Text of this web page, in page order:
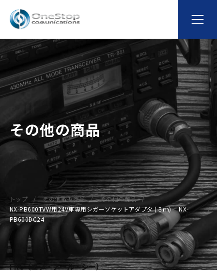
その他の商品
トップ その他取扱商品
その他の商品
NX-PB600TVW用24V車専用シガーソケットアダプタ (３ｍ) NX-
PB600DC24
FRC（エフ・アール・シー）